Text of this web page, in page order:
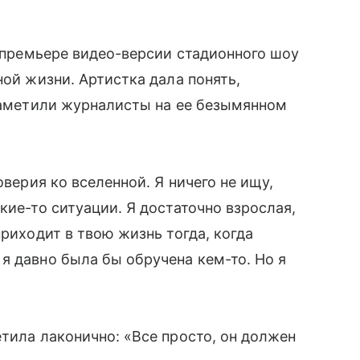
видео-версии стадионного шоу
жизни. Артистка дала понять,
журналисты на ее безымянном
ко вселенной. Я ничего не ищу,
то ситуации. Я достаточно взрослая,
в твою жизнь тогда, когда
давно была бы обручена кем-то. Но я
лаконично: «Все просто, он должен